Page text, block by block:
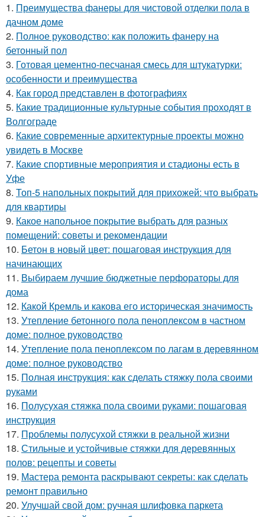
1. Преимущества фанеры для чистовой отделки пола в
дачном доме
2. Полное руководство: как положить фанеру на
бетонный пол
3. Готовая цементно-песчаная смесь для штукатурки:
особенности и преимущества
4. Как город представлен в фотографиях
5. Какие традиционные культурные события проходят в
Волгограде
6. Какие современные архитектурные проекты можно
увидеть в Москве
7. Какие спортивные мероприятия и стадионы есть в
Уфе
8. Топ-5 напольных покрытий для прихожей: что выбрать
для квартиры
9. Какое напольное покрытие выбрать для разных
помещений: советы и рекомендации
10. Бетон в новый цвет: пошаговая инструкция для
начинающих
11. Выбираем лучшие бюджетные перфораторы для
дома
12. Какой Кремль и какова его историческая значимость
13. Утепление бетонного пола пеноплексом в частном
доме: полное руководство
14. Утепление пола пеноплексом по лагам в деревянном
доме: полное руководство
15. Полная инструкция: как сделать стяжку пола своими
руками
16. Полусухая стяжка пола своими руками: пошаговая
инструкция
17. Проблемы полусухой стяжки в реальной жизни
18. Стильные и устойчивые стяжки для деревянных
полов: рецепты и советы
19. Мастера ремонта раскрывают секреты: как сделать
ремонт правильно
20. Улучшай свой дом: ручная шлифовка паркета